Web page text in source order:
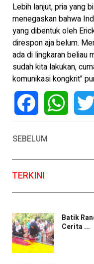
Lebih lanjut, pria yang
menegaskan bahwa
yang dibentuk oleh
direspon aja belum.
ada di lingkaran beliau
sudah kita lakukan,
komunikasi kongkrit"
SEBELUM
TERKINI
Batik
Cerita ...